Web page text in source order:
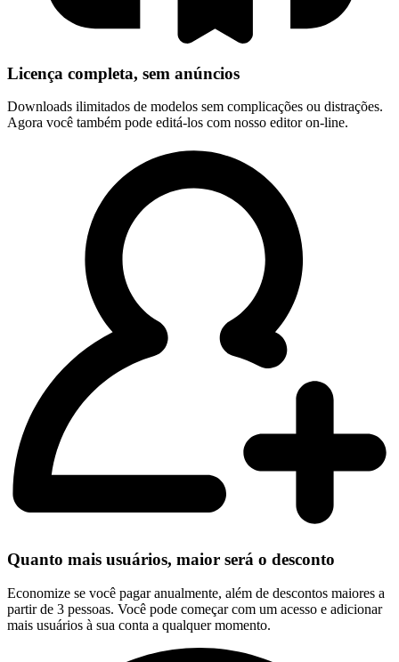
Licença completa, sem anúncios
Downloads ilimitados de modelos sem complicações ou distrações.
Agora você também pode editá-los com nosso editor on-line.
Quanto mais usuários, maior será o desconto
Economize se você pagar anualmente, além de descontos maiores a
partir de 3 pessoas. Você pode começar com um acesso e adicionar
mais usuários à sua conta a qualquer momento.